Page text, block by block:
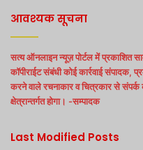
आवश्यक सूचना
सत्य ऑनलाइन न्यूज़ पोर्टल में प्रकाशित
कॉपीराईट संबंधी कोई कार्रवाई संपादक,
करने वाले रचनाकार व चित्रकार से
क्षेत्रान्तर्गत होगा। -सम्पादक
Last Modified Posts